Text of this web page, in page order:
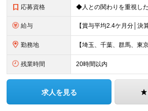
応募資格
給与
勤務地
残業時間 20時間以内
求人を見る